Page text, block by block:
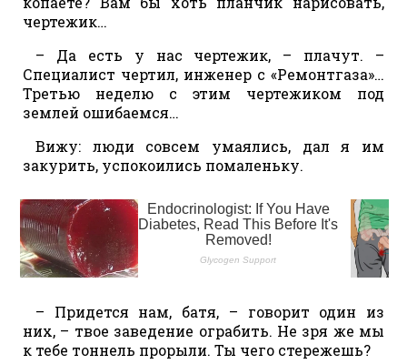
чертежик…
– Да есть у нас чертежик, – плачут. –
Специалист чертил, инженер с «Ремонтгаза»…
Третью неделю с этим чертежиком под
землей ошибаемся…
Вижу: люди совсем умаялись, дал я им
закурить, успокоились помаленьку.
– Придется нам, батя, – говорит один из
них, – твое заведение ограбить. Не зря же мы
к тебе тоннель прорыли. Ты чего стережешь?